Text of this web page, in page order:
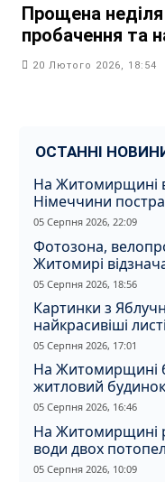
Прощена
пробачення та
20 Лютого 2026, 18:54
ОСТАННІ
На Житомирщині
Німеччини
05 Серпня 2026, 22:09
Фотозона,
Житомирі
Незалежності
05 Серпня 2026, 18:56
Картинки з
найкрасивіші
святом
05 Серпня 2026, 17:01
На Житомирщині
житловий
05 Серпня 2026, 16:46
На Житомирщині
води двох
05 Серпня 2026, 10:09